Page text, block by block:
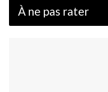
À ne pas rater